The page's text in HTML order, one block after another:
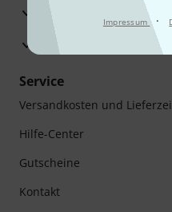
Impressum ·
Zufriedenheitsgarantie
Europas größtes
Service
Versandkosten und
Hilfe-Center
Gutscheine
Kontakt